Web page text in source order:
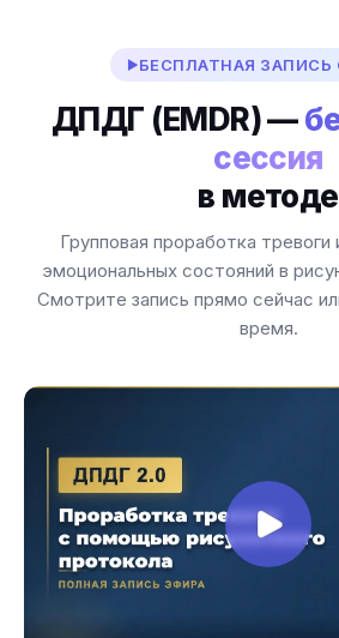
БЕСПЛАТНАЯ ЗАПИСЬ
ДПДГ (EMDR) —
сессия
в методе
Групповая проработка тревоги
эмоциональных состояний в
Смотрите запись прямо сейчас
время.